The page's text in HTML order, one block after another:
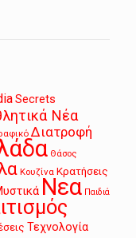
Secrets
Νέα
Διατροφή
Θάσος
Κουζίνα Κρατήσεις
Νεα Παιδιά
Τεχνολογία